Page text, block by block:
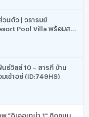
ตกแต่งแล้วบางส่วน
วนตัว | วรารมย์
Pool Villa พร้อมสระ
ที
นธ์วิลล์ 10 – สารภี บ้าน
เข้าอยู่ (ID:749HS)
พ "ดิเออบาน่า 1" ติดถนน